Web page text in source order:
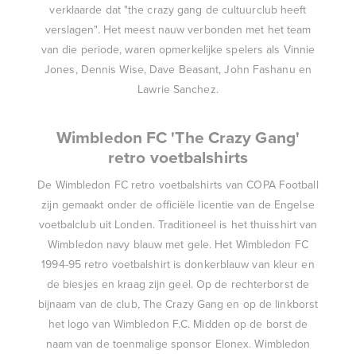
verklaarde dat "the crazy gang de cultuurclub heeft
verslagen". Het meest nauw verbonden met het team
van die periode, waren opmerkelijke spelers als Vinnie
Jones, Dennis Wise, Dave Beasant, John Fashanu en
Lawrie Sanchez.
Wimbledon FC 'The Crazy Gang'
retro voetbalshirts
De Wimbledon FC retro voetbalshirts van COPA Football
zijn gemaakt onder de officiële licentie van de Engelse
voetbalclub uit Londen. Traditioneel is het thuisshirt van
Wimbledon navy blauw met gele. Het Wimbledon FC
1994-95 retro voetbalshirt is donkerblauw van kleur en
de biesjes en kraag zijn geel. Op de rechterborst de
bijnaam van de club, The Crazy Gang en op de linkborst
het logo van Wimbledon F.C. Midden op de borst de
naam van de toenmalige sponsor Elonex. Wimbledon